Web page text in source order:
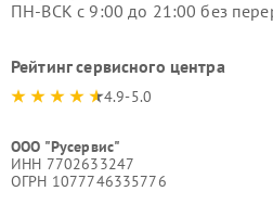
ПН-ВСК с 9:00 до 21:00 без
Рейтинг сервисного центра
4.9-5.0
ООО "Русервис"
ИНН 7702633247
ОГРН 1077746335776